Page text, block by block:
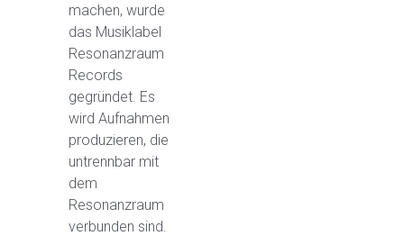
machen, wurde
das Musiklabel
Resonanzraum
Records
gegründet. Es
wird Aufnahmen
produzieren, die
untrennbar mit
dem
Resonanzraum
verbunden sind.